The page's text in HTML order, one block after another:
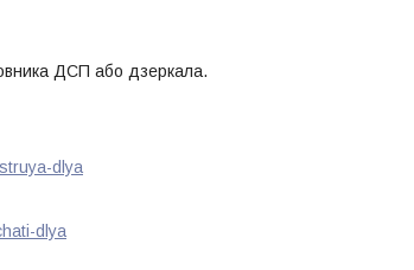
ДСП або дзеркала.
dlya
dlya